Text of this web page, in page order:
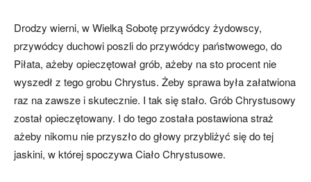
Drodzy wierni, w Wielką Sobotę przywódcy żydowscy,
przywódcy duchowi poszli do przywódcy państwowego, do
Piłata, ażeby opieczętował grób, ażeby na sto procent nie
wyszedł z tego grobu Chrystus. Żeby sprawa była załatwiona
raz na zawsze i skutecznie. I tak się stało. Grób Chrystusowy
został opieczętowany. I do tego została postawiona straż
ażeby nikomu nie przyszło do głowy przybliżyć się do tej
jaskini, w której spoczywa Ciało Chrystusowe.